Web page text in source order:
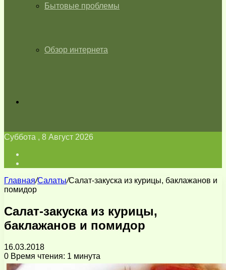
Бытовые проблемы
Обзор интернета
Суббота , 8 Август 2026
Главная/Салаты/Салат-закуска из курицы, баклажанов и
помидор
Салат-закуска из курицы,
баклажанов и помидор
16.03.2018
0 Время чтения: 1 минута